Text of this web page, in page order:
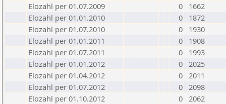
Elozahl per 01.07.2009
0
1662
Elozahl per 01.01.2010
0
1872
Elozahl per 01.07.2010
0
1930
Elozahl per 01.01.2011
0
1908
Elozahl per 01.07.2011
0
1993
Elozahl per 01.01.2012
0 2025
Elozahl per 01.04.2012
0 2011
Elozahl per 01.07.2012
0 2098
Elozahl per 01.10.2012
0 2062